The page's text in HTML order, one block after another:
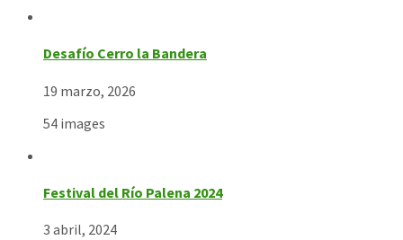
Desafío Cerro la Bandera
19 marzo, 2026
54 images
Festival del Río Palena 2024
3 abril, 2024